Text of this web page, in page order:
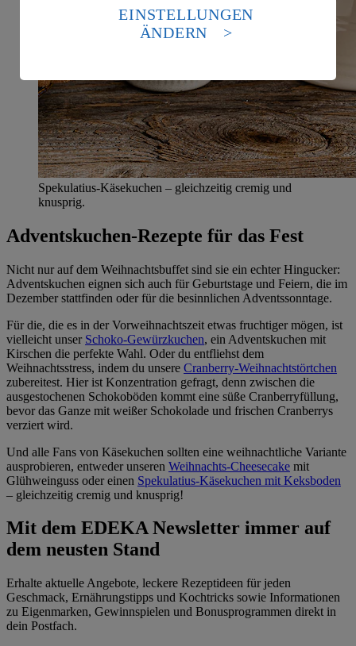
Spekulatius-Käsekuchen – gleichzeitig cremig und
knusprig.
Adventskuchen-Rezepte für das Fest
Nicht nur auf dem Weihnachtsbuffet sind sie ein echter Hingucker:
Adventskuchen eignen sich auch für Geburtstage und Feiern, die im
Dezember stattfinden oder für die besinnlichen Adventssonntage.
Für die, die es in der Vorweihnachtszeit etwas fruchtiger mögen, ist
vielleicht unser Schoko-Gewürzkuchen, ein Adventskuchen mit
Kirschen die perfekte Wahl. Oder du entfliehst dem
Weihnachtsstress, indem du unsere Cranberry-Weihnachtstörtchen
zubereitest. Hier ist Konzentration gefragt, denn zwischen die
ausgestochenen Schokoböden kommt eine süße Cranberryfüllung,
bevor das Ganze mit weißer Schokolade und frischen Cranberrys
verziert wird.
Und alle Fans von Käsekuchen sollten eine weihnachtliche Variante
ausprobieren, entweder unseren Weihnachts-Cheesecake mit
Glühweinguss oder einen Spekulatius-Käsekuchen mit Keksboden
– gleichzeitig cremig und knusprig!
Mit dem EDEKA Newsletter immer auf
dem neusten Stand
Erhalte aktuelle Angebote, leckere Rezeptideen für jeden
Geschmack, Ernährungstipps und Kochtricks sowie Informationen
zu Eigenmarken, Gewinnspielen und Bonusprogrammen direkt in
dein Postfach.
die USA als Land mit einem nach europäischen
Standards nicht angemessenen Datenschutzniveau an.
Es besteht das Risiko eines Zugriffs durch US-
Informationen zum Herausgeber der Seite findest du
imImpressum
EINSTELLUNGEN
ÄNDERN